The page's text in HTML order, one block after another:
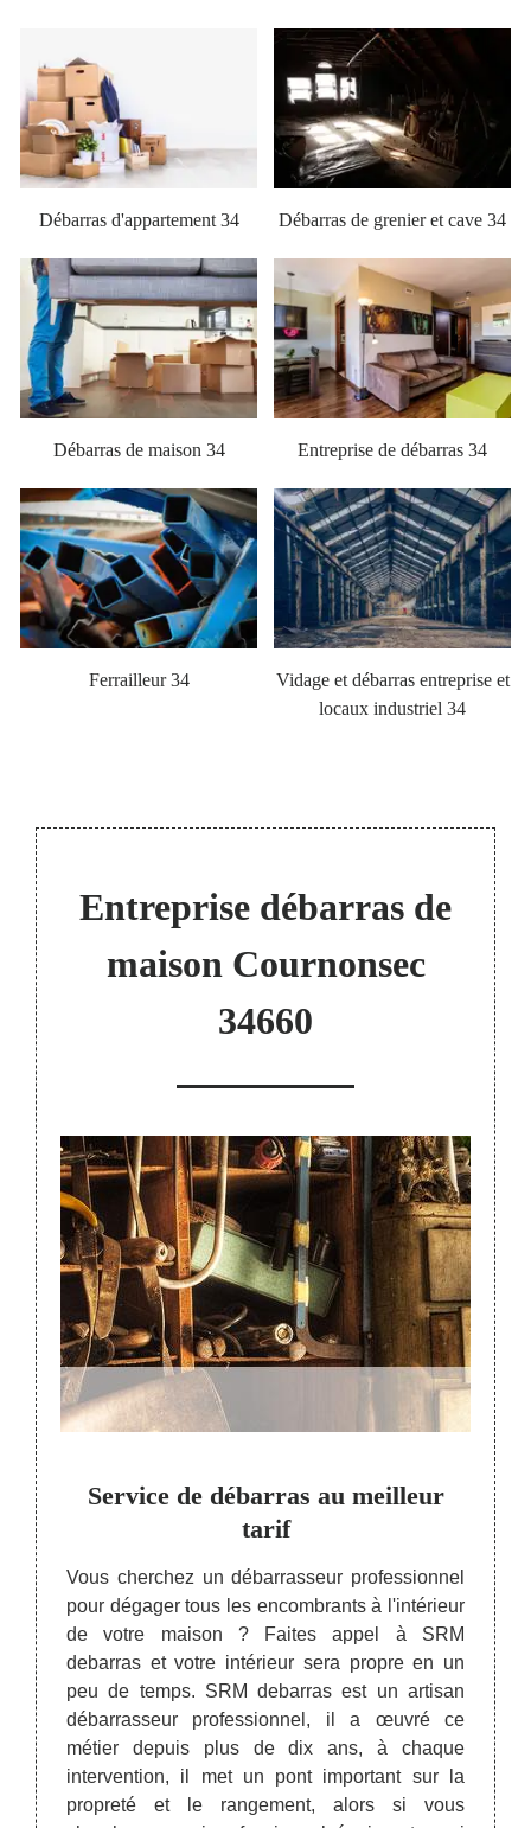
Débarras d'appartement 34 Débarras de grenier et cave 34
Débarras de maison 34 Entreprise de débarras 34
Ferrailleur 34
Vidage et débarras entreprise et
locaux industriel 34
Entreprise débarras de
maison Cournonsec
34660
que
le
Le
à
Ce
celui
Service de débarras au meilleur
tarif
Vous cherchez un débarrasseur professionnel
pour dégager tous les encombrants à l'intérieur
de votre maison ? Faites appel à SRM
debarras et votre intérieur sera propre en un
peu de temps. SRM debarras est un artisan
débarrasseur professionnel, il a œuvré ce
métier depuis plus de dix ans, à chaque
intervention, il met un pont important sur la
propreté et le rangement, alors si vous
Le
la